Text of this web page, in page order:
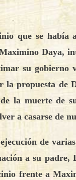
que se había
Daya,
su gobierno
la propuesta de
la muerte de
a casarse de
de
a su padre,
frente a